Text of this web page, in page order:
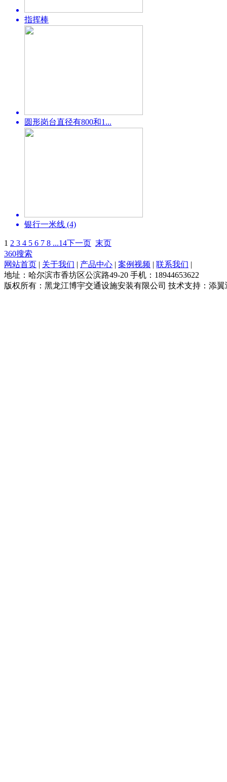
指挥棒
圆形岗台直径有800和1...
银行一米线 (4)
1 2 3 4 5 6 7 8 ...14下一页 末页
360搜索
网站首页 | 关于我们 | 产品中心 | 案例视频 | 联系我们 |
地址：哈尔滨市香坊区公滨路49-20 手机：18944653622
版权所有：黑龙江博宇交通设施安装有限公司 技术支持：添